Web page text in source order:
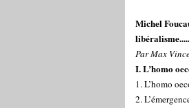
Michel
Par Max
I. L’homo
1. L’homo
2.